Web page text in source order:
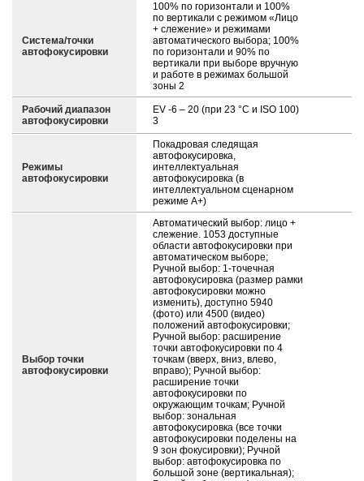
Система/точки
автофокусировки
100% по горизонтали и 100%
по вертикали с режимом «Лицо
+ слежение» и режимами
автоматического выбора; 100%
по горизонтали и 90% по
вертикали при выборе вручную
и работе в режимах большой
зоны 2
Рабочий диапазон
автофокусировки
EV -6 – 20 (при 23 °C и ISO 100)
3
Режимы
автофокусировки
Покадровая следящая
автофокусировка,
интеллектуальная
автофокусировка (в
интеллектуальном сценарном
режиме A+)
Выбор точки
автофокусировки
Автоматический выбор: лицо +
слежение. 1053 доступные
области автофокусировки при
автоматическом выборе;
Ручной выбор: 1-точечная
автофокусировка (размер рамки
автофокусировки можно
изменить), доступно 5940
(фото) или 4500 (видео)
положений автофокусировки;
Ручной выбор: расширение
точки автофокусировки по 4
точкам (вверх, вниз, влево,
вправо); Ручной выбор:
расширение точки
автофокусировки по
окружающим точкам; Ручной
выбор: зональная
автофокусировка (все точки
автофокусировки поделены на
9 зон фокусировки); Ручной
выбор: автофокусировка по
большой зоне (вертикальная);